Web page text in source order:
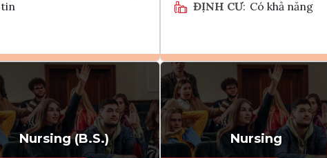
tin
Ghi danh
Tham vấn Interlink
ĐỊNH CƯ: Có khả năng
Ghi danh
Tham vấn Interlink
Nursing (B.S.) Nursing